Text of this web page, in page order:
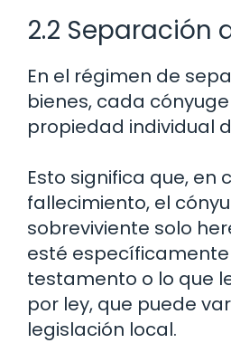
2.2 Separación
En el régimen de
bienes, cada
propiedad individual
Esto significa que, en
fallecimiento, el
sobreviviente solo
esté
testamento o lo que
por ley, que puede
legislación local.